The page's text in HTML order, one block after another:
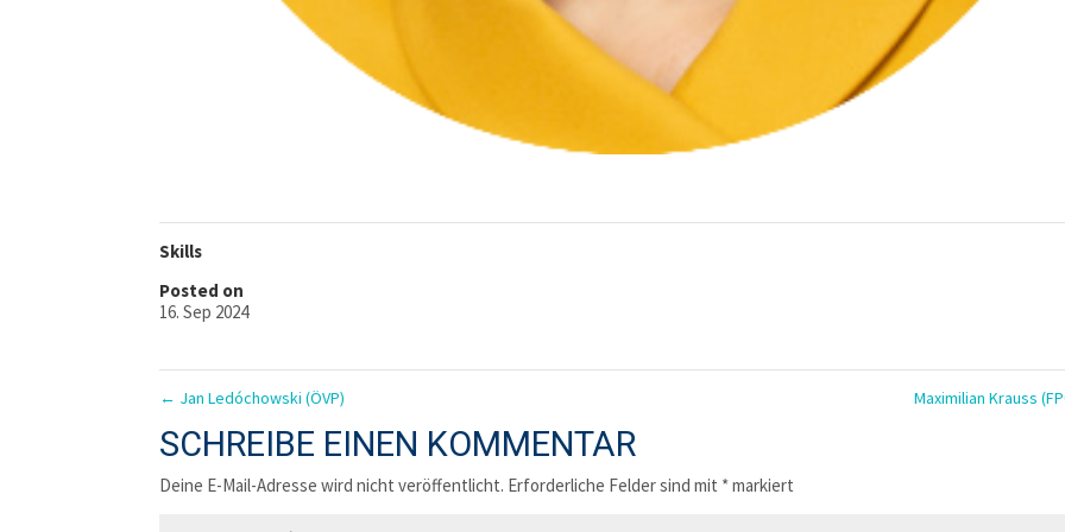
Skills
Posted on
16. Sep 2024
← Jan Ledóchowski (ÖVP) Maximilian Krauss
SCHREIBE EINEN KOMMENTAR
Deine E-Mail-Adresse wird nicht veröffentlicht. Erforderliche Felder sind mit *markiert